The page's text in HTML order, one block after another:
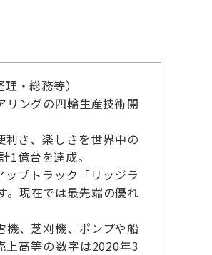
・総務等）
ングの四輪生産技術開
さ、楽しさを世界中の
億台を達成。
プトラック「リッジラ
。現在では最先端の優れ
、芝刈機、ポンプや船
高等の数字は2020年3